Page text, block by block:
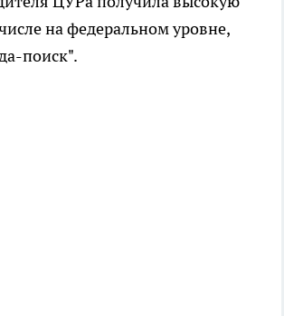
на федеральном уровне,
поиск".